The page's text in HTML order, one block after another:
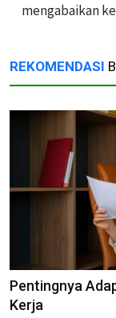
mengabaikan
REKOMENDASI
Pentingnya
Kerja